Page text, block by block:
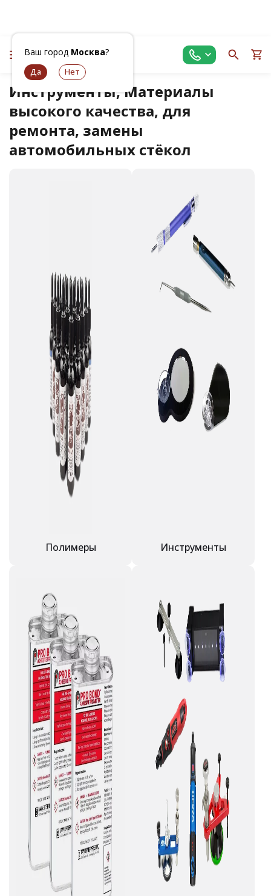
Ваш город Москва?
Инструменты, Материалы
высокого качества, для
ремонта, замены
автомобильных стёкол
Полимеры Инструменты